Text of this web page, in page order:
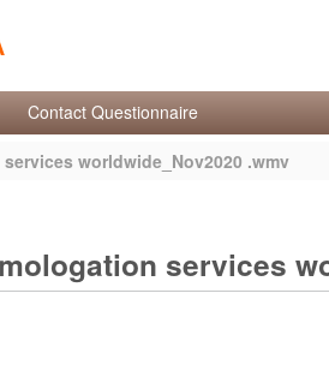
Contact Questionnaire
worldwide_Nov2020 .wmv
services